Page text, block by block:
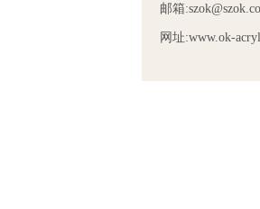
邮箱
网址:www.ok-